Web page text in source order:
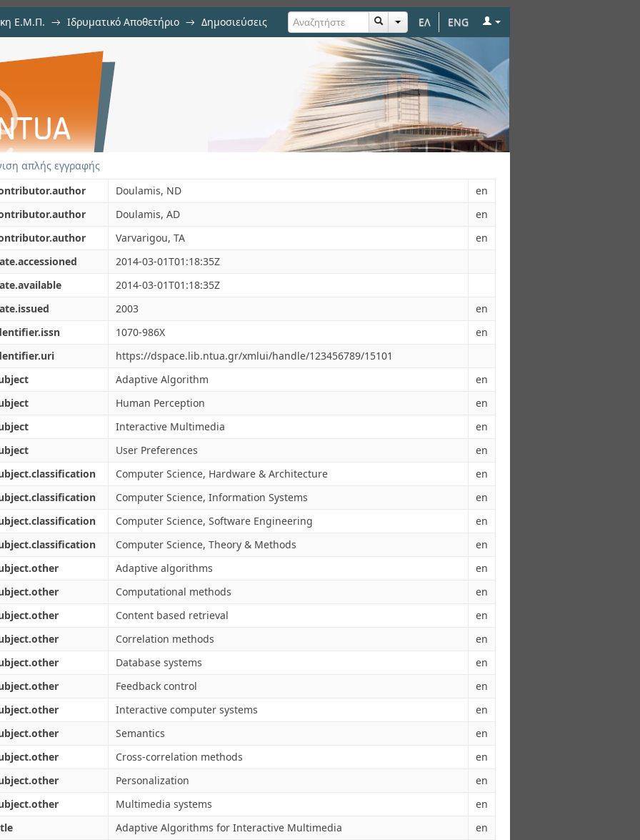
ΕΛ ENG
Ε.Μ.Π. → Ιδρυματικό Αποθετήριο → Δημοσιεύσεις
Interactive Multimedia
απλής εγγραφής
Doulamis, ND
en
Doulamis, AD
en
Varvarigou, TA
en
2014-03-01T01:18:35Z
2014-03-01T01:18:35Z
2003
en
1070-986X
en
https://dspace.lib.ntua.gr/xmlui/handle/123456789/15101
Adaptive Algorithm
en
Human Perception
en
Interactive Multimedia
en
User Preferences
en
Computer Science, Hardware & Architecture
en
Computer Science, Information Systems
en
Computer Science, Software Engineering
en
Computer Science, Theory & Methods
en
Adaptive algorithms
en
Computational methods
en
Content based retrieval
en
Correlation methods
en
Database systems
en
Feedback control
en
Interactive computer systems
en
Semantics
en
Cross-correlation methods
en
Personalization
en
Multimedia systems
en
Adaptive Algorithms for Interactive Multimedia
en